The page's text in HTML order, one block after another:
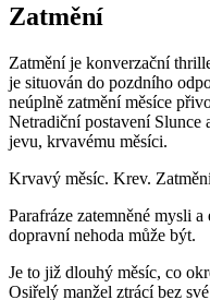
Zatmění
Zatmění je konverzační
je situován do pozdního
neúplně zatmění měsíce
Netradiční postavení
jevu, krvavému měsíci.
Krvavý měsíc. Krev.
Parafráze zatemněné mysli
dopravní nehoda může být.
Je to již dlouhý měsíc, co
Osiřelý manžel ztrácí bez